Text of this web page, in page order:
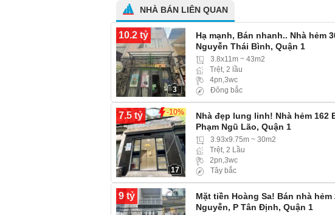
NHÀ BÁN LIÊN QUAN
10.2 tỷ
3
Hạ mạnh, Bán nhanh.. Nhà hẻm
Nguyễn Thái Bình, Quận 1
3.8x11m ~ 43m2
Trệt, 2 lầu
4pn,3wc
Đông bắc
7.5 tỷ -10%
17
Nhà đẹp lung linh! Nhà hẻm 162
Phạm Ngũ Lão, Quận 1
3.93x9.75m ~ 30m2
Trệt, 2 Lầu
2pn,3wc
Tây bắc
9 tỷ
Mặt tiền Hoàng Sa! Bán nhà hẻm
Nguyễn, P Tân Định, Quận 1